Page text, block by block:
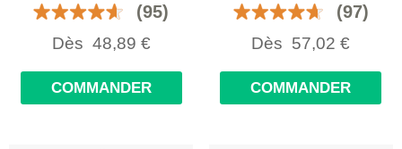
(95)
Dès 48,89 €
COMMANDER
(97)
Dès 57,02 €
COMMANDER